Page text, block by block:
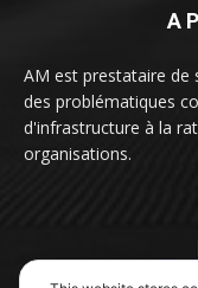
A
AM est prestataire de
des problématiques
d'infrastructure à la
organisations.